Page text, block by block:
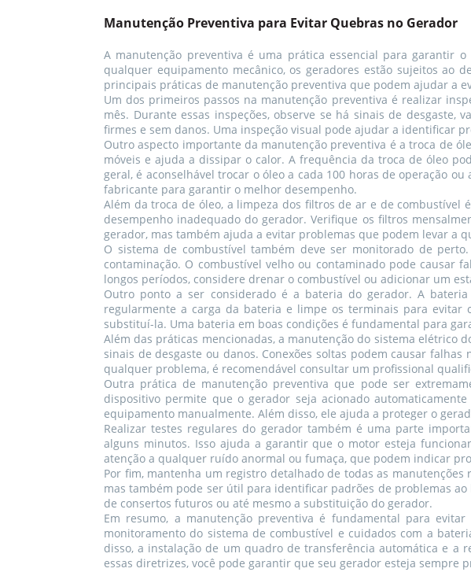
Manutenção Preventiva para Evitar Quebras no Gerador
A manutenção preventiva é uma prática essencial para garantir
qualquer equipamento mecânico, os geradores estão sujeitos ao
principais práticas de manutenção preventiva que podem ajudar a
Um dos primeiros passos na manutenção preventiva é realizar
mês. Durante essas inspeções, observe se há sinais de desgaste,
firmes e sem danos. Uma inspeção visual pode ajudar a identificar
Outro aspecto importante da manutenção preventiva é a troca de
móveis e ajuda a dissipar o calor. A frequência da troca de óleo
geral, é aconselhável trocar o óleo a cada 100 horas de operação
fabricante para garantir o melhor desempenho.
Além da troca de óleo, a limpeza dos filtros de ar e de
desempenho inadequado do gerador. Verifique os filtros
gerador, mas também ajuda a evitar problemas que podem levar a
O sistema de combustível também deve ser monitorado de
contaminação. O combustível velho ou contaminado pode
longos períodos, considere drenar o combustível ou adicionar um
Outro ponto a ser considerado é a bateria do gerador. A
regularmente a carga da bateria e limpe os terminais para evitar
substituí-la. Uma bateria em boas condições é fundamental para
Além das práticas mencionadas, a manutenção do sistema elétrico
sinais de desgaste ou danos. Conexões soltas podem causar
qualquer problema, é recomendável consultar um profissional
Outra prática de manutenção preventiva que pode ser
dispositivo permite que o gerador seja acionado
equipamento manualmente. Além disso, ele ajuda a proteger o
Realizar testes regulares do gerador também é uma parte
alguns minutos. Isso ajuda a garantir que o motor esteja
atenção a qualquer ruído anormal ou fumaça, que podem indicar
Por fim, mantenha um registro detalhado de todas as
mas também pode ser útil para identificar padrões de problemas
de consertos futuros ou até mesmo a substituição do gerador.
Em resumo, a manutenção preventiva é fundamental para
monitoramento do sistema de combustível e cuidados com a
disso, a instalação de um quadro de transferência automática e
essas diretrizes, você pode garantir que seu gerador esteja sempre